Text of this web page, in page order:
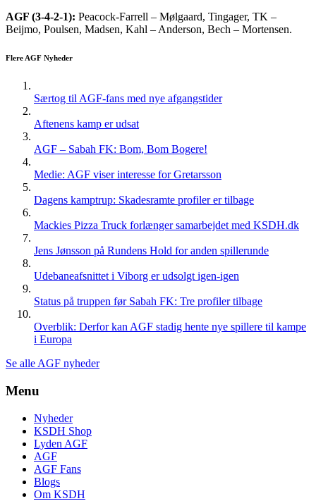
AGF (3-4-2-1): Peacock-Farrell – Mølgaard, Tingager, TK –
Beijmo, Poulsen, Madsen, Kahl – Anderson, Bech – Mortensen.
Flere AGF Nyheder
Særtog til AGF-fans med nye afgangstider
Aftenens kamp er udsat
AGF – Sabah FK: Bom, Bom Bogere!
Medie: AGF viser interesse for Gretarsson
Dagens kamptrup: Skadesramte profiler er tilbage
Mackies Pizza Truck forlænger samarbejdet med KSDH.dk
Jens Jønsson på Rundens Hold for anden spillerunde
Udebaneafsnittet i Viborg er udsolgt igen-igen
Status på truppen før Sabah FK: Tre profiler tilbage
Overblik: Derfor kan AGF stadig hente nye spillere til kampe
i Europa
Se alle AGF nyheder
Menu
Nyheder
KSDH Shop
Lyden AGF
AGF
AGF Fans
Blogs
Om KSDH